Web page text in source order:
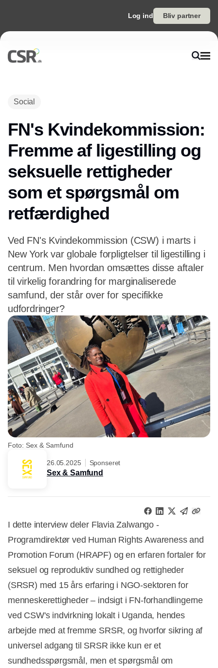
Log ind Bliv partner
Social
FN's Kvindekommission:
Fremme af ligestilling og
seksuelle rettigheder
som et spørgsmål om
retfærdighed
Ved FN's Kvindekommission (CSW) i marts i
New York var globale forpligtelser til ligestilling i
centrum. Men hvordan omsættes disse aftaler
til virkelig forandring for marginaliserede
samfund, der står over for specifikke
udfordringer?
Foto: Sex & Samfund
26.05.2025 Sponseret
Sex & Samfund
I dette interview deler Flavia Zalwango -
Programdirektør ved Human Rights Awareness and
Promotion Forum (HRAPF) og en erfaren fortaler for
seksuel og reproduktiv sundhed og rettigheder
(SRSR) med 15 års erfaring i NGO-sektoren for
menneskerettigheder – indsigt i FN-forhandlingerne
ved CSW's indvirkning lokalt i Uganda, hendes
arbejde med at fremme SRSR, og hvorfor sikring af
universel adgang til SRSR ikke kun er et
sundhedsspørgsmål, men et spørgsmål om